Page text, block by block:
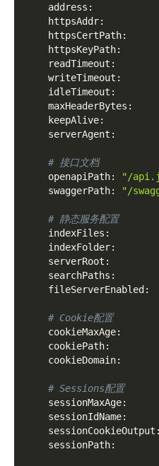
address :
httpsAddr:
httpsCertPath:
httpsKeyPath:
readTimeout :
writeTimeout :
idleTimeout :
maxHeaderBytes :
keepAlive:
serverAgent :
# 接口文档
openapiPath: "/
swaggerPath: "/
# 静态服务配置
indexFiles :
indexFolder:
serverRoot :
searchPaths :
fileServerEnabled :
# Cookie配置
cookieMaxAge:
cookiePath:
cookieDomain:
# Sessions配置
sessionMaxAge:
sessionIdName:
sessionCookieOutput :
sessionPath: